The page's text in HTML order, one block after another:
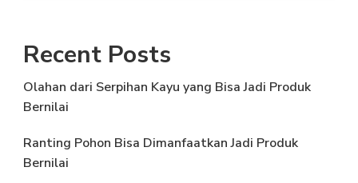
Recent Posts
Olahan dari Serpihan Kayu yang Bisa Jadi Produk
Bernilai
Ranting Pohon Bisa Dimanfaatkan Jadi Produk
Bernilai